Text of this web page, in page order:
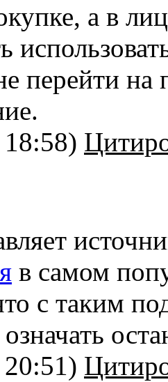
а в
перейти на
в самом
с таким